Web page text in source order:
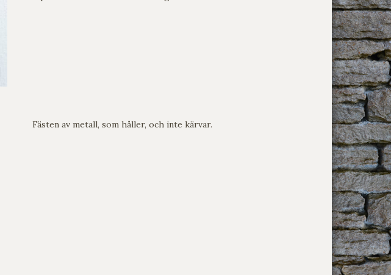
Fästen av metall, som håller, och inte kärvar.